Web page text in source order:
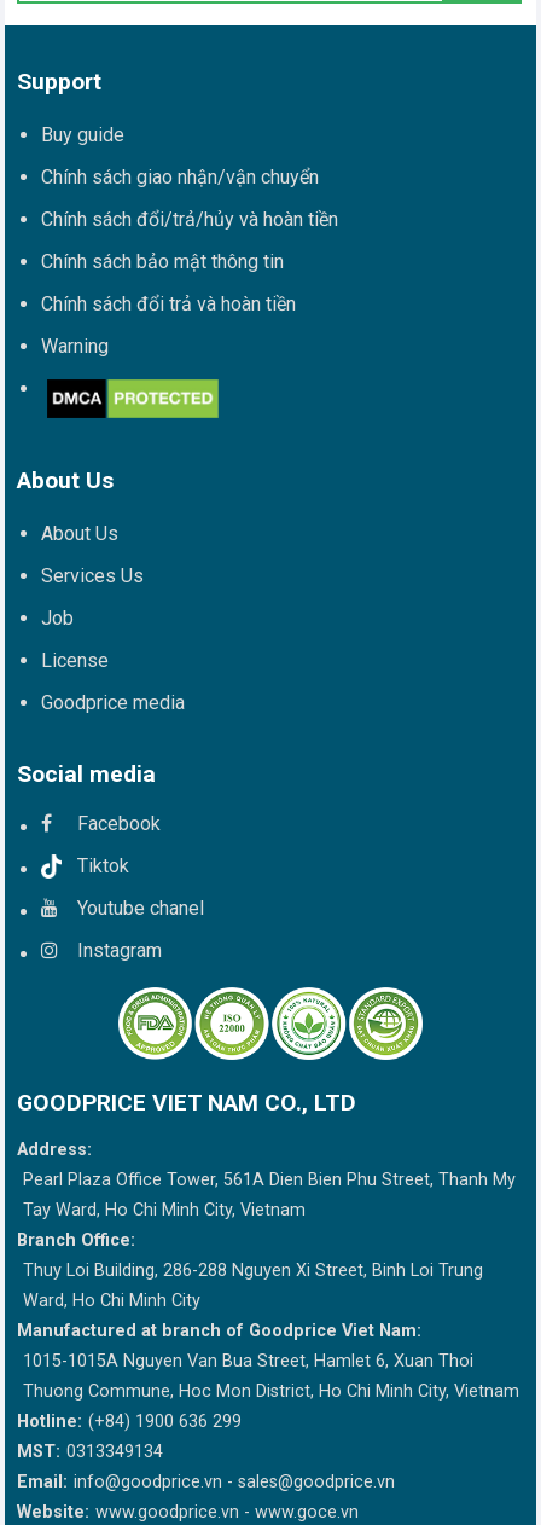
Support
Buy guide
Chính sách giao nhận/vận chuyển
Chính sách đổi/trả/hủy và hoàn tiền
Chính sách bảo mật thông tin
Chính sách đổi trả và hoàn tiền
Warning
About Us
About Us
Services Us
Job
License
Goodprice media
Social media
Facebook
Tiktok
Youtube chanel
Instagram
GOODPRICE VIET NAM CO., LTD
Address:
Pearl Plaza Office Tower, 561A Dien Bien Phu Street, Thanh My
Tay Ward, Ho Chi Minh City, Vietnam
Branch Office:
Thuy Loi Building, 286-288 Nguyen Xi Street, Binh Loi Trung
Ward, Ho Chi Minh City
Manufactured at branch of Goodprice Viet Nam:
1015-1015A Nguyen Van Bua Street, Hamlet 6, Xuan Thoi
Thuong Commune, Hoc Mon District, Ho Chi Minh City, Vietnam
Hotline: (+84) 1900 636 299
MST: 0313349134
Email: info@goodprice.vn - sales@goodprice.vn
Website: www.goodprice.vn - www.goce.vn